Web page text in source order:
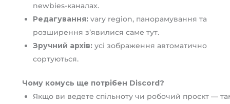
newbies-каналах.
Редагування: vary region, панорамування та
розширення з’явилися саме тут.
Зручний архів: усі зображення автоматично
сортуються.
Чому комусь ще потрібен Discord?
Якщо ви ведете спільноту чи робочий проєкт —